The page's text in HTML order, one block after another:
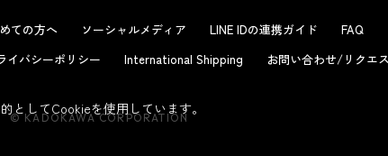
ての方へ ソーシャルメディア LINE IDの連携ガイド
FAQ
イバシーポリシー International Shipping お問い合わせ/リクエ
© KADOKAWA CORPORATION
としてCookieを使用しています。